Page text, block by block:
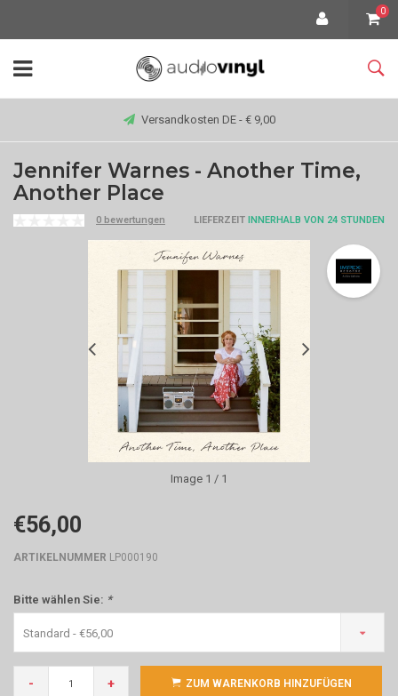
0
Versandkosten DE - € 9,00
Jennifer Warnes - Another Time,
Another Place
0 bewertungen LIEFERZEIT INNERHALB VON 24 STUNDEN
Image 1 / 1
€56,00
ARTIKELNUMMER LP000190
Bitte wählen Sie: *
Standard - €56,00
- + ZUM WARENKORB HINZUFÜGEN